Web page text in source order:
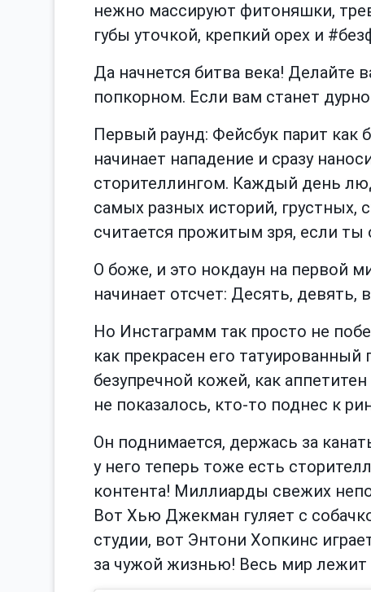
нежно массируют фитоняшки,
губы уточкой, крепкий орех и
Да начнется битва века! Делайте
попкорном. Если вам станет
Первый раунд: Фейсбук парит как
начинает нападение и сразу
сторителлингом. Каждый день
самых разных историй,
считается прожитым зря, если ты
О боже, и это нокдаун на первой
начинает отсчет: Десять, девять,
Но Инстаграмм так просто не
как прекрасен его
безупречной кожей, как
не показалось, кто-то поднес к
Он поднимается, держась за
у него теперь тоже есть
контента! Миллиарды свежих
Вот Хью Джекман гуляет с
студии, вот Энтони Хопкинс
за чужой жизнью! Весь мир лежит